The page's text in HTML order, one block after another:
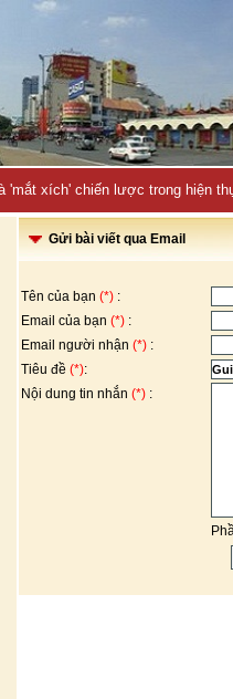
Gửi bài viết qua Email
Tên của bạn (*) :
Email của bạn (*) :
Email người nhận (*) :
Tiêu đề (*):
Nội dung tin nhắn (*) :